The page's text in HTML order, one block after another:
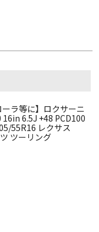
ーラ等に】ロクサーニ
16in 6.5J +48 PCD100
55R16 レクサス
ツーリング